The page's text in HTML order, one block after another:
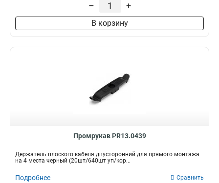
– +
В корзину
Промрукав PR13.0439
Держатель плоского кабеля двусторонний для прямого монтажа
на 4 места черный (20шт/640шт уп/кор...
Подробнее Сравнить